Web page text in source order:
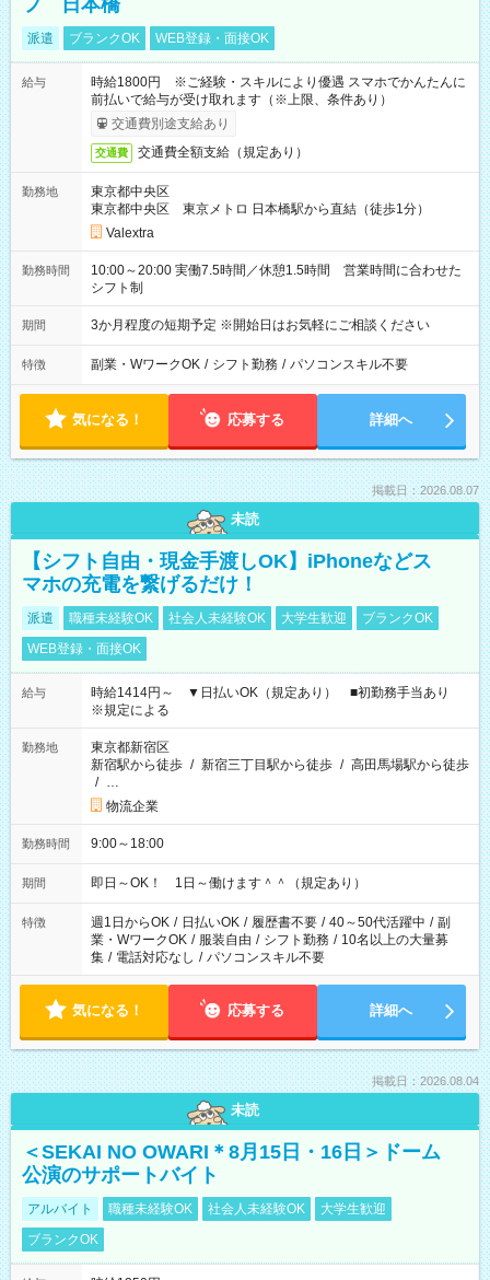
フ 日本橋
派遣 ブランクOK WEB登録・面接OK
給与
時給1800円 ※ご経験・スキルにより優遇 スマホでかんたんに
前払いで給与が受け取れます（※上限、条件あり）
交通費別途支給あり
交通費 交通費全額支給（規定あり）
勤務地
東京都中央区
東京都中央区 東京メトロ 日本橋駅から直結（徒歩1分）
Valextra
勤務時間
10:00～20:00 実働7.5時間／休憩1.5時間 営業時間に合わせた
シフト制
期間 3か月程度の短期予定 ※開始日はお気軽にご相談ください
特徴 副業・WワークOK / シフト勤務 / パソコンスキル不要
気になる！ 応募する 詳細へ
掲載日：2026.08.07
未読
【シフト自由・現金手渡しOK】iPhoneなどス
マホの充電を繋げるだけ！
派遣 職種未経験OK 社会人未経験OK 大学生歓迎
ブランクOK
WEB登録・面接OK
給与
時給1414円～ ▼日払いOK（規定あり） ■初勤務手当あり
※規定による
勤務地
東京都新宿区
新宿駅から徒歩 / 新宿三丁目駅から徒歩 / 高田馬場駅から徒歩
/ …
物流企業
勤務時間 9:00～18:00
期間 即日～OK！ 1日～働けます＾＾（規定あり）
特徴 週1日からOK / 日払いOK / 履歴書不要 / 40～50代活躍中 / 副
業・WワークOK / 服装自由 / シフト勤務 / 10名以上の大量募
集 / 電話対応なし / パソコンスキル不要
気になる！ 応募する 詳細へ
掲載日：2026.08.04
未読
＜SEKAI NO OWARI＊8月15日・16日＞ドーム
公演のサポートバイト
アルバイト 職種未経験OK 社会人未経験OK
大学生歓迎
ブランクOK